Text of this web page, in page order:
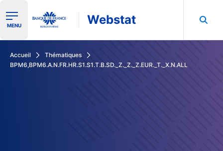
Ouvrir le menu de navigation
MENU Webstat
Accueil
Thématiques
BPM6,BPM6.A.N.FR.HR.S1.S1.T.B.SD._Z._Z._Z.EUR._T._X.N.ALL